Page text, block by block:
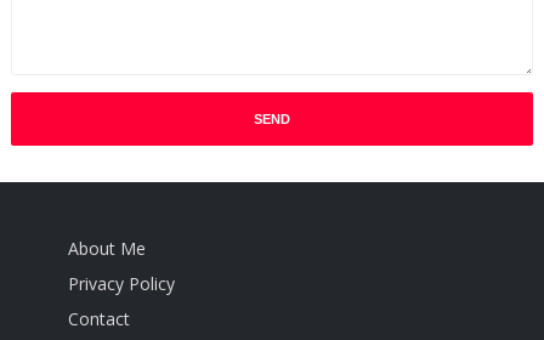
About Me
Privacy Policy
Contact